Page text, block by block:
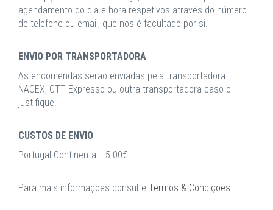
agendamento do dia e hora respetivos através do número
de telefone ou email, que nos é facultado por si.
ENVIO POR TRANSPORTADORA
As encomendas serão enviadas pela transportadora
NACEX, CTT Expresso ou outra transportadora caso o
justifique.
CUSTOS DE ENVIO
Portugal Continental - 5.00€
Para mais informações consulte Termos & Condições.